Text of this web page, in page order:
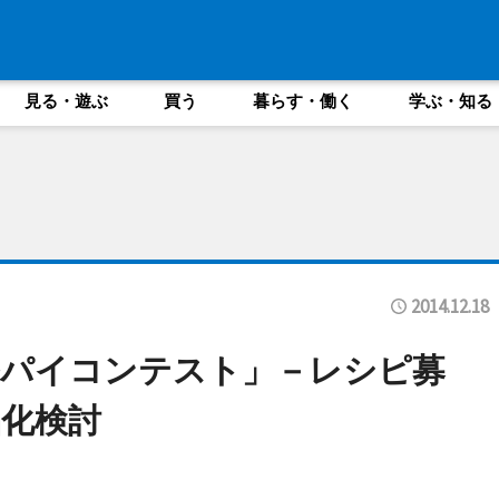
見る・遊ぶ 買う 暮らす・働く 学ぶ・知る
2014.12.18
イコンテスト」－レシピ募
検討